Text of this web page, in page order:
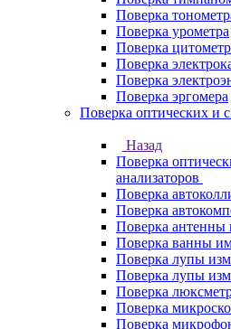
Поверка
Поверка урометра
Поверка
Поверка
Поверка
Поверка эргомера
Поверка оптических и
Назад
Поверка
анализаторов
Поверка
Поверка
Поверка антенны
Поверка ванны
Поверка лупы
Поверка лупы
Поверка
Поверка
Поверка